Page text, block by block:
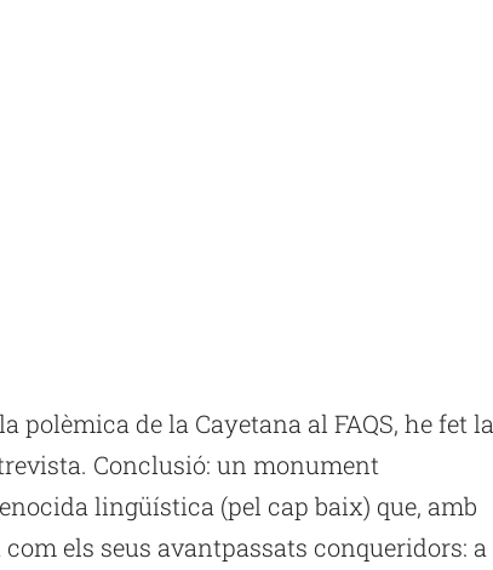
polèmica de la Cayetana al FAQS, he fet la
Conclusió: un monument
lingüística (pel cap baix) que, amb
els seus avantpassats conqueridors: a